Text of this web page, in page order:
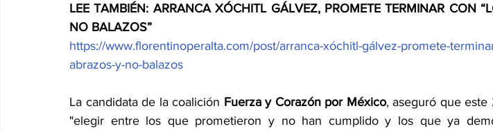
LEE TAMBIÉN: ARRANCA XÓCHITL GÁLVEZ, PROMETE TERMINAR CON
NO BALAZOS”
https://www.florentinoperalta.com/post/arranca-xóchitl-gálvez-promete-
abrazos-y-no-balazos
La candidata de la coalición Fuerza y Corazón por México, aseguró que
"elegir entre los que prometieron y no han cumplido y los que ya